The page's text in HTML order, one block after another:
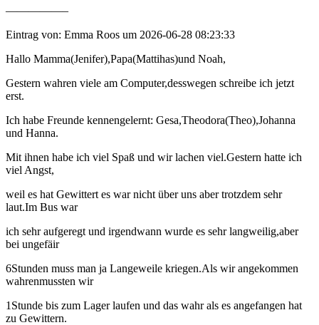
—————–
Eintrag von: Emma Roos um 2026-06-28 08:23:33
Hallo Mamma(Jenifer),Papa(Mattihas)und Noah,
Gestern wahren viele am Computer,desswegen schreibe ich jetzt
erst.
Ich habe Freunde kennengelernt: Gesa,Theodora(Theo),Johanna
und Hanna.
Mit ihnen habe ich viel Spaß und wir lachen viel.Gestern hatte ich
viel Angst,
weil es hat Gewittert es war nicht über uns aber trotzdem sehr
laut.Im Bus war
ich sehr aufgeregt und irgendwann wurde es sehr langweilig,aber
bei ungefäir
6Stunden muss man ja Langeweile kriegen.Als wir angekommen
wahrenmussten wir
1Stunde bis zum Lager laufen und das wahr als es angefangen hat
zu Gewittern.